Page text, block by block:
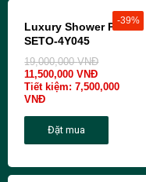
-39%
Luxury Shower Panel
SETO-4Y045
19,000,000VNĐ
11,500,000VNĐ
Tiết kiệm:7,500,000
VNĐ
Đặt mua